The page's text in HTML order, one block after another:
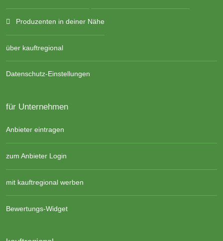
Produzenten in deiner Nähe
über kauftregional
Datenschutz-Einstellungen
für Unternehmen
Anbieter eintragen
zum Anbieter Login
mit kauftregional werben
Bewertungs-Widget